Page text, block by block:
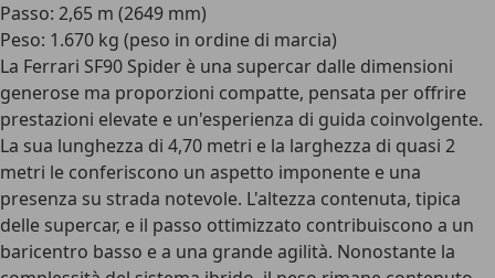
Passo: 2,65 m (2649 mm)
Peso: 1.670 kg (peso in ordine di marcia)
La Ferrari SF90 Spider è una supercar dalle dimensioni
generose ma proporzioni compatte, pensata per offrire
prestazioni elevate e un'esperienza di guida coinvolgente.
La sua lunghezza di 4,70 metri e la larghezza di quasi 2
metri le conferiscono un aspetto imponente e una
presenza su strada notevole. L'altezza contenuta, tipica
delle supercar, e il passo ottimizzato contribuiscono a un
baricentro basso e a una grande agilità. Nonostante la